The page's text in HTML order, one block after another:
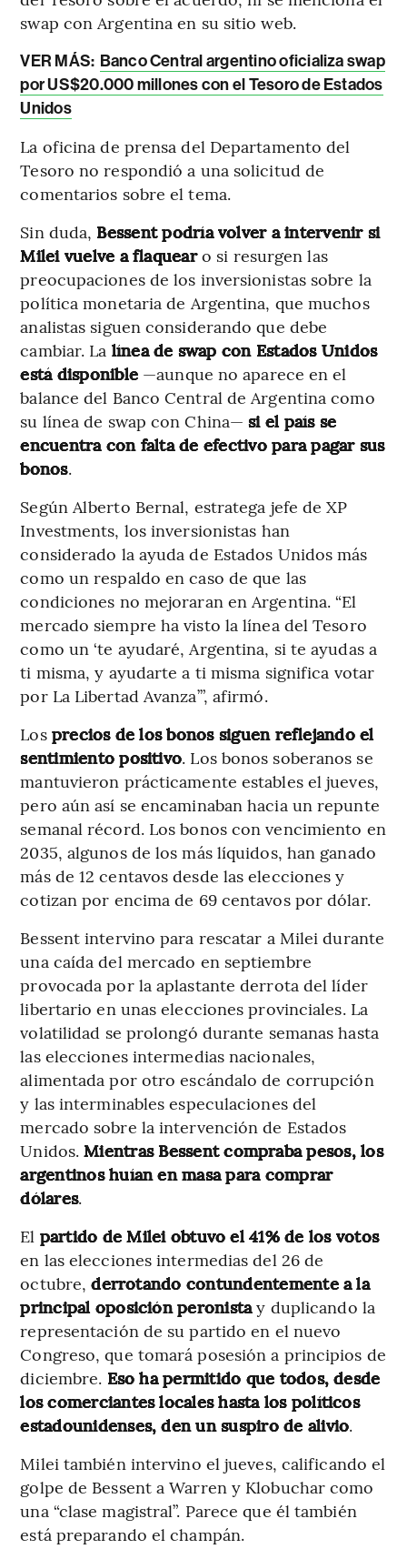
swap con Argentina en su sitio web.
VER MÁS: Banco Central argentino oficializa swap
por US$20.000 millones con el Tesoro de Estados
Unidos
La oficina de prensa del Departamento del
Tesoro no respondió a una solicitud de
comentarios sobre el tema.
Sin duda, Bessent podría volver a intervenir si
Milei vuelve a flaquearo si resurgen las
preocupaciones de los inversionistas sobre la
política monetaria de Argentina, que muchos
analistas siguen considerando que debe
cambiar. La línea de swap con Estados Unidos
está disponible —aunque no aparece en el
balance del Banco Central de Argentina como
su línea de swap con China—si el país se
encuentra con falta de efectivo para pagar sus
bonos.
Según Alberto Bernal, estratega jefe de XP
Investments, los inversionistas han
considerado la ayuda de Estados Unidos más
como un respaldo en caso de que las
condiciones no mejoraran en Argentina. “El
mercado siempre ha visto la línea del Tesoro
como un ‘te ayudaré, Argentina, si te ayudas a
ti misma, y ayudarte a ti misma significa votar
por La Libertad Avanza’”, afirmó.
Los precios de los bonos siguen reflejando el
sentimiento positivo. Los bonos soberanos se
mantuvieron prácticamente estables el jueves,
pero aún así se encaminaban hacia un repunte
semanal récord. Los bonos con vencimiento en
2035, algunos de los más líquidos, han ganado
más de 12 centavos desde las elecciones y
cotizan por encima de 69 centavos por dólar.
Bessent intervino para rescatar a Milei durante
una caída del mercado en septiembre
provocada por la aplastante derrota del líder
libertario en unas elecciones provinciales. La
volatilidad se prolongó durante semanas hasta
las elecciones intermedias nacionales,
alimentada por otro escándalo de corrupción
y las interminables especulaciones del
mercado sobre la intervención de Estados
Unidos.Mientras Bessent compraba pesos, los
argentinos huían en masa para comprar
dólares.
El partido de Milei obtuvo el 41% de los votos
en las elecciones intermedias del 26 de
octubre,derrotando contundentemente a la
principal oposición peronistay duplicando la
representación de su partido en el nuevo
Congreso, que tomará posesión a principios de
diciembre. Eso ha permitido que todos, desde
los comerciantes locales hasta los políticos
estadounidenses, den un suspiro de alivio.
Milei también intervino el jueves, calificando el
golpe de Bessent a Warren y Klobuchar como
una “clase magistral”. Parece que él también
está preparando el champán.